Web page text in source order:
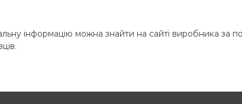
інформацію можна знайти на сайті виробника за